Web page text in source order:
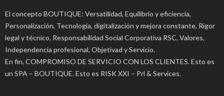
El concepto BOUTIQUE: Versatilidad, Equilibrio y eficiencia,
Personalización, Tecnología, digitalización y mejora constante, Rigor
legal y técnico, Responsabilidad Social Corporativa RSC, Valores,
Independencia profesional, Objetivad y Servicio.
En fin, COMPROMISO DE SERVICIO CON LOS CLIENTES. Esto es
un SPA – BOUTIQUE. Esto es RISK XXI – Prl & Services.